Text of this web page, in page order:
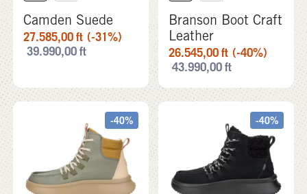
Camden Suede
27.585,00ft (-31%)
39.990,00ft
Branson Boot Craft
Leather
26.545,00ft (-40%)
43.990,00ft
-40% -40%